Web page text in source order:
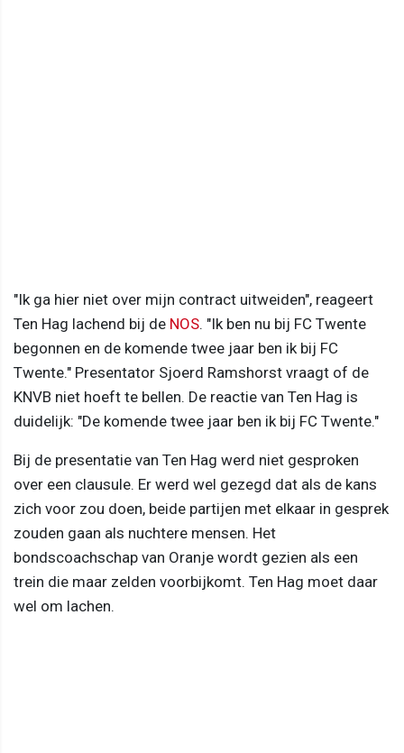
"Ik ga hier niet over mijn contract uitweiden", reageert
Ten Hag lachend bij de NOS. "Ik ben nu bij FC Twente
begonnen en de komende twee jaar ben ik bij FC
Twente." Presentator Sjoerd Ramshorst vraagt of de
KNVB niet hoeft te bellen. De reactie van Ten Hag is
duidelijk: "De komende twee jaar ben ik bij FC Twente."
Bij de presentatie van Ten Hag werd niet gesproken
over een clausule. Er werd wel gezegd dat als de kans
zich voor zou doen, beide partijen met elkaar in gesprek
zouden gaan als nuchtere mensen. Het
bondscoachschap van Oranje wordt gezien als een
trein die maar zelden voorbijkomt. Ten Hag moet daar
wel om lachen.